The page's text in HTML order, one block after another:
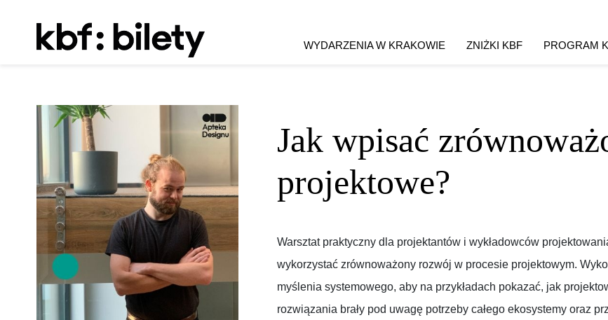
Przejdź do treści WYDARZENIA W KRAKOWIE ZNIŻKI KBF PROGRAM
Jak wpisać
projektowe?
Warsztat praktyczny dla projektantów i wykładowców
wykorzystać zrównoważony rozwój w procesie projektowym.
myślenia systemowego, aby na przykładach pokazać, jak
rozwiązania brały pod uwagę potrzeby całego ekosystemy oraz